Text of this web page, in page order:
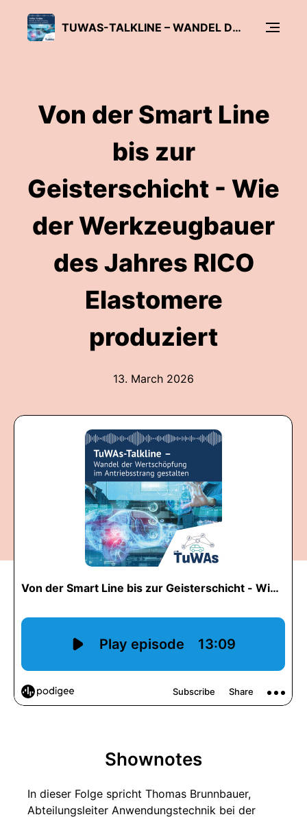
TUWAS-TALKLINE – WANDEL DER WERTSCHÖPFUNG IM ANTRIEBSSTRANG GESTALTEN
Von der Smart Line
bis zur
Geisterschicht - Wie
der Werkzeugbauer
des Jahres RICO
Elastomere
produziert
13. March 2026
Shownotes
In dieser Folge spricht Thomas Brunnbauer,
Abteilungsleiter Anwendungstechnik bei der